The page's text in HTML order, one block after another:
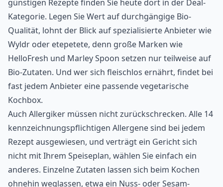
günstigen Rezepte finden Sie heute dort in der Deal-
Kategorie. Legen Sie Wert auf durchgängige Bio-
Qualität, lohnt der Blick auf spezialisierte Anbieter wie
Wyldr oder etepetete, denn große Marken wie
HelloFresh und Marley Spoon setzen nur teilweise auf
Bio-Zutaten. Und wer sich fleischlos ernährt, findet bei
fast jedem Anbieter eine passendevegetarische
Kochbox.
Auch Allergiker müssen nicht zurückschrecken. Alle 14
kennzeichnungspflichtigen Allergenesind bei jedem
Rezept ausgewiesen, und verträgt ein Gericht sich
nicht mit Ihrem Speiseplan, wählen Sie einfach ein
anderes. Einzelne Zutaten lassen sich beim Kochen
ohnehin weglassen, etwa ein Nuss- oder Sesam-